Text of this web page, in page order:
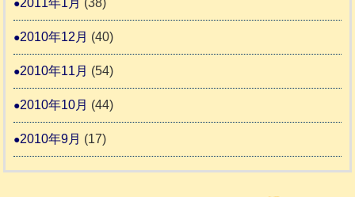
2010年12月 (40)
2010年11月 (54)
2010年10月 (44)
2010年9月 (17)